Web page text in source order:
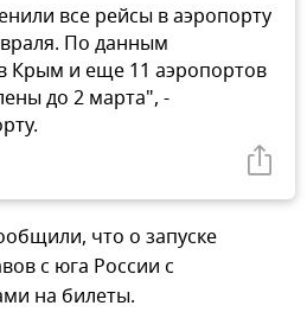
все рейсы в аэропорту
По данным
Крым и еще 11 аэропортов
до 2 марта", -
что о запуске
с юга России с
на билеты.